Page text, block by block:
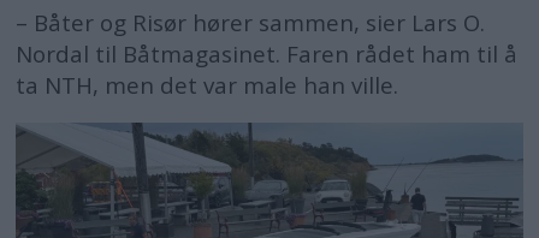
– Båter og Risør hører sammen, sier Lars O.
Nordal til Båtmagasinet. Faren rådet ham til å
ta NTH, men det var male han ville.